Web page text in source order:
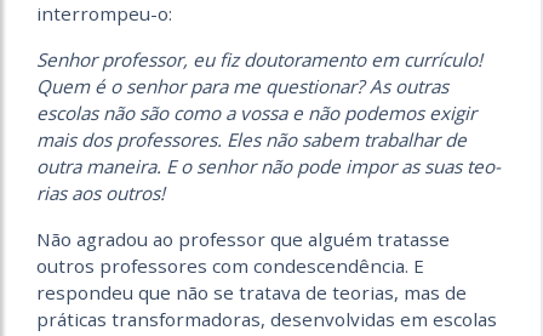
interrompeu-o:
Senhor professor, eu fiz douto­ramento em currículo!
Quem é o senhor para me questionar? As outras
escolas não são como a vossa e não podemos exigir
mais dos professores. Eles não sabem trabalhar de
outra maneira. E o senhor não pode impor as suas teo­
rias aos outros!
Não agradou ao professor que alguém tratasse
outros professores com condescendência. E
respondeu que não se tratava de teorias, mas de
práticas transformadoras, desenvolvidas em escolas